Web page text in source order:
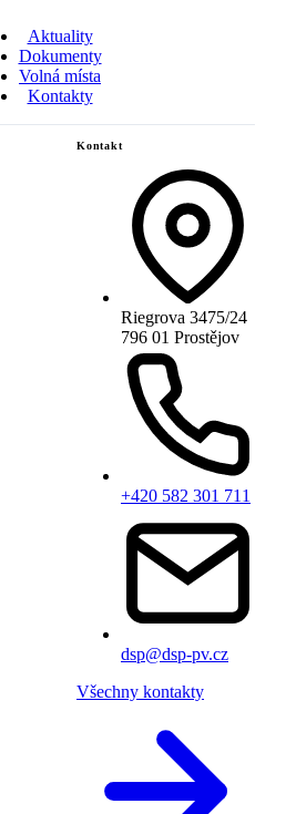
Aktuality
Dokumenty
Volná místa
Kontakty
Kontakt
Riegrova 3475/24
796 01 Prostějov
+420 582 301 711
dsp@dsp-pv.cz
Všechny kontakty